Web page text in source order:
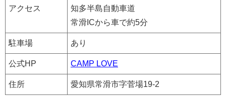
アクセス
知多半島自動車道
常滑ICから車で約5分
駐車場 あり
公式HP CAMP LOVE
住所 愛知県常滑市字菅場19-2